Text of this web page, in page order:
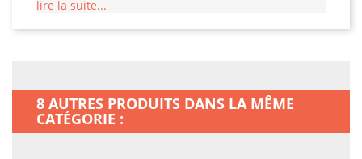
accès facile à tous les ports et boutons de votre
Motorola Moto G67 / G77 / G87 grâce à sa
une touche de sophistication.
lire la suite...
8 AUTRES PRODUITS DANS LA MÊME
CATÉGORIE :